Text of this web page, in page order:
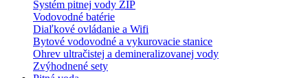
Systém pitnej vody ZIP
Vodovodné batérie
Diaľkové ovládanie a Wifi
Bytové vodovodné a vykurovacie stanice
Ohrev ultračistej a demineralizovanej vody
Zvýhodnené sety